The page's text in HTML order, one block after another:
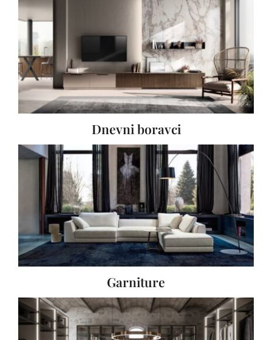
Dnevni boravci
Garniture